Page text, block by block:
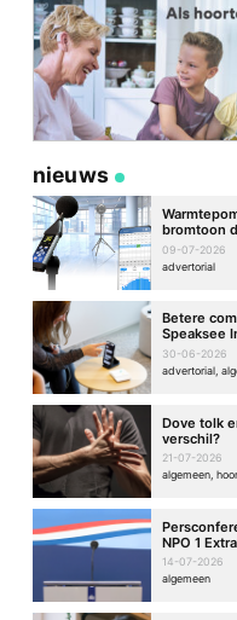
nieuws
bromtoon
09-07-2026
advertorial
Betere
Speaksee
30-06-2026
advertorial,
Dove tolk
verschil?
21-07-2026
NPO 1 Extra
14-07-2026
algemeen